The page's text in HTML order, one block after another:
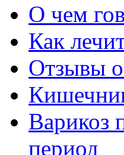
О чем
Как
Отзывы о
Варикоз
период